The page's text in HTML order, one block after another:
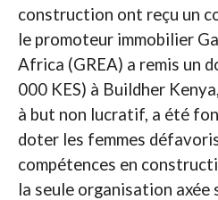
construction ont reçu un
le promoteur immobilier
Africa (GREA) a remis un
000 KES) à Buildher
à but non lucratif, a été
doter les femmes
compétences en
la seule organisation axée